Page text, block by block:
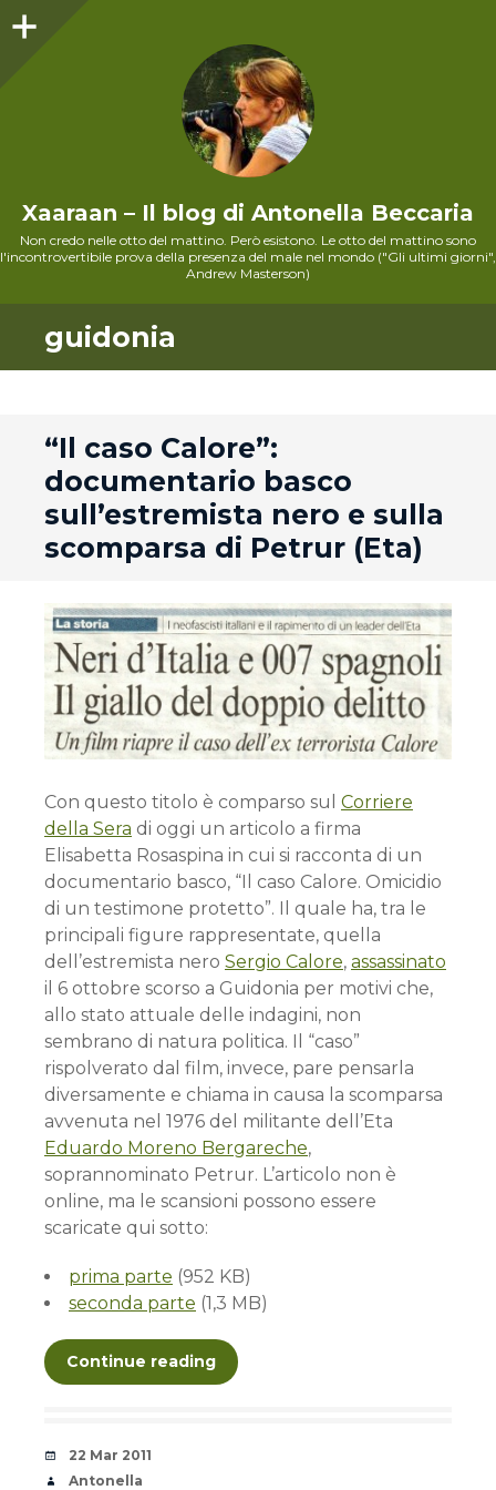
Xaaraan – Il blog di Antonella Beccaria
Non credo nelle otto del mattino. Però esistono. Le otto del mattino sono
l'incontrovertibile prova della presenza del male nel mondo ("Gli ultimi giorni",
Andrew Masterson)
guidonia
“Il caso Calore”:
documentario basco
sull’estremista nero e sulla
scomparsa di Petrur (Eta)
Con questo titolo è comparso sul Corriere
della Sera di oggi un articolo a firma
Elisabetta Rosaspina in cui si racconta di un
documentario basco, “Il caso Calore. Omicidio
di un testimone protetto”. Il quale ha, tra le
principali figure rappresentate, quella
dell’estremista nero Sergio Calore, assassinato
il 6 ottobre scorso a Guidonia per motivi che,
allo stato attuale delle indagini, non
sembrano di natura politica. Il “caso”
rispolverato dal film, invece, pare pensarla
diversamente e chiama in causa la scomparsa
avvenuta nel 1976 del militante dell’Eta
Eduardo Moreno Bergareche,
soprannominato Petrur. L’articolo non è
online, ma le scansioni possono essere
scaricate qui sotto:
prima parte (952 KB)
seconda parte (1,3 MB)
Continue reading
Date
22 Mar 2011
Author
Antonella